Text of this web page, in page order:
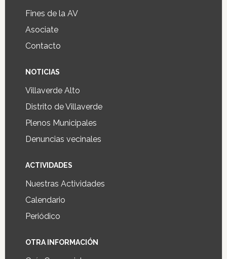
Fines de la AV
Asociate
Contacto
NOTICIAS
Villaverde Alto
Distrito de Villaverde
Plenos Municipales
Denuncias vecinales
ACTIVIDADES
Nuestras Actividades
Calendario
Periódico
OTRA INFORMACIÓN